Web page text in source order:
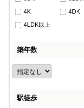
4K
4DK
4LDK以上
築年数
駅徒歩